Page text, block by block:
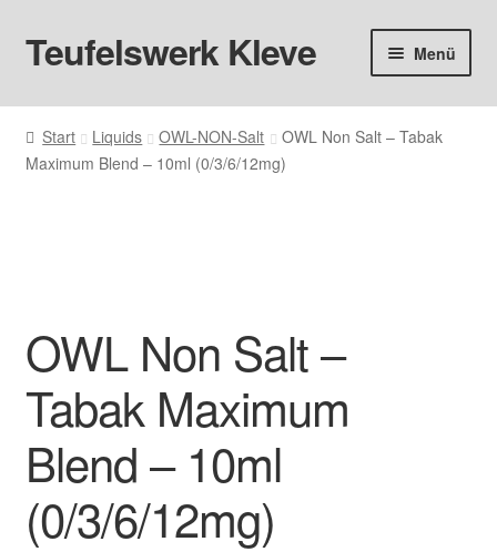
Zur
Navigation
Zum
Inhalt
Teufelswerk Kleve Menü
Startseite
Hardware
Big Puff
Aromen
Basen & Nikotin
Zubehör
Start Liquids OWL-NON-Salt
OWL Non Salt – Tabak
Maximum Blend – 10ml (0/3/6/12mg)
OWL Non Salt –
Tabak Maximum
Blend – 10ml
(0/3/6/12mg)